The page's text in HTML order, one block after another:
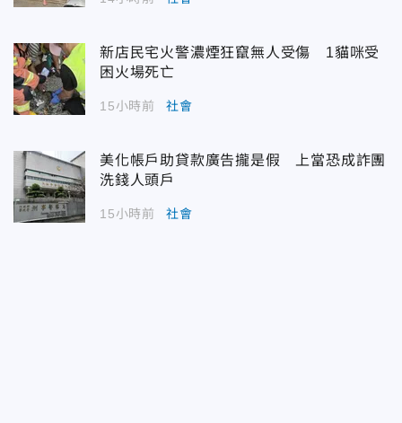
新店民宅火警濃煙狂竄無人受傷 1貓咪受
困火場死亡
15小時前 社會
美化帳戶助貸款廣告攏是假 上當恐成詐團
洗錢人頭戶
15小時前 社會